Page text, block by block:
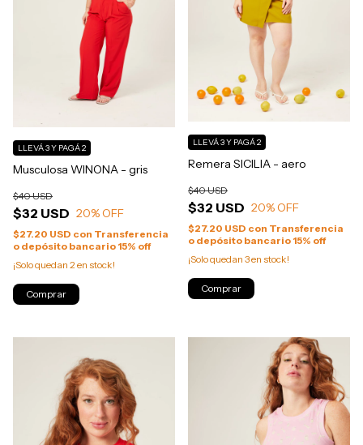
Musculosa WINONA - gris
$32 USD
$40 USD
20% OFF
LLEVÁ 3 Y PAGÁ 2
$27.20 USD con Transferencia
o depósito bancario 15% off
¡Solo quedan 2 en stock!
Comprar
Remera SICILIA - aero
$32 USD
$40 USD
20% OFF
LLEVÁ 3 Y PAGÁ 2
$27.20 USD con Transferencia
o depósito bancario 15% off
¡Solo quedan 3en stock!
Comprar